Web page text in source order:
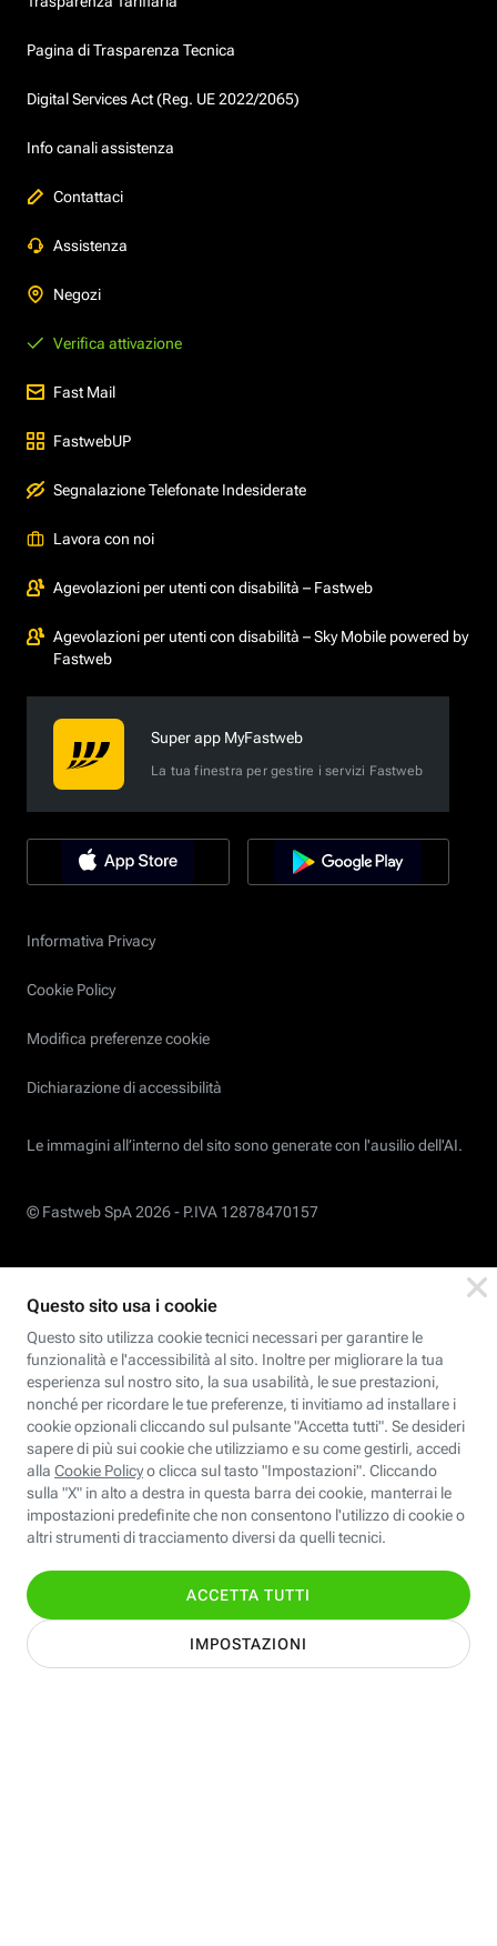
Pagina di Trasparenza Tecnica
Digital Services Act (Reg. UE 2022/2065)
Info canali assistenza
Contattaci
Assistenza
Negozi
Verifica attivazione
Fast Mail
FastwebUP
Segnalazione Telefonate Indesiderate
Lavora con noi
Agevolazioni per utenti con disabilità – Fastweb
Agevolazioni per utenti con disabilità – Sky Mobile powered by
Fastweb
Super app MyFastweb
La tua finestra per gestire i servizi Fastweb
Informativa Privacy
Cookie Policy
Modifica preferenze cookie
Dichiarazione di accessibilità
Le immagini all’interno del sito sono generate con l'ausilio dell'AI.
© Fastweb SpA 2026 - P.IVA 12878470157